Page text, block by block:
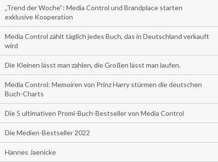
„Trend der Woche“: Media Control und Brandplace starten
exklusive Kooperation
Media Control zählt täglich jedes Buch, das in Deutschland verkauft
wird
Die Kleinen lässt man zahlen, die Großen lässt man laufen.
Media Control: Memoiren von Prinz Harry stürmen die deutschen
Buch-Charts
Die 5 ultimativen Promi-Buch-Bestseller von Media Control
Die Medien-Bestseller 2022
Hannes Jaenicke